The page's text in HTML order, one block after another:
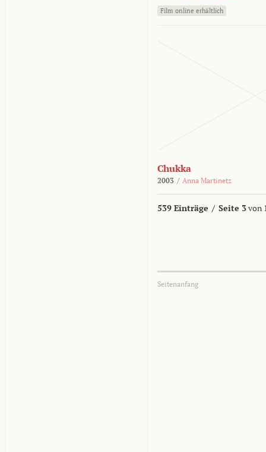
Film online erhältlich
Chukka
2003 / Anna Martinetz
539 Einträge / Seite 3von
Seitenanfang